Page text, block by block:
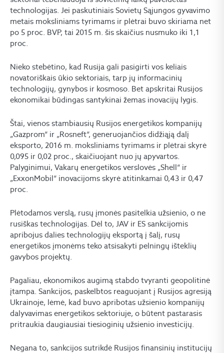
technologijas. Jei paskutiniais Sovietų Sąjungos gyvavimo
metais moksliniams tyrimams ir plėtrai buvo skiriama net
po 5 proc. BVP, tai 2015 m. šis skaičius nusmuko iki 1,1
proc.
Nieko stebėtino, kad Rusija gali pasigirti vos keliais
novatoriškais ūkio sektoriais, tarp jų informacinių
technologijų, gynybos ir kosmoso. Bet apskritai Rusijos
ekonomikai būdingas santykinai žemas inovacijų lygis.
Štai, vienos stambiausių Rusijos energetikos kompanijų
„Gazprom“ ir „Rosneft“, generuojančios didžiąją dalį
eksporto, 2016 m. moksliniams tyrimams ir plėtrai skyrė
0,095 ir 0,02 proc., skaičiuojant nuo jų apyvartos.
Palyginimui, Vakarų energetikos verslovės „Shell“ ir
„ExxonMobil“ inovacijoms skyrė atitinkamai 0,43 ir 0,47
proc.
Plėtodamos verslą, rusų įmonės pasitelkia užsienio, o ne
rusiškas technologijas. Dėl to, JAV ir ES sankcijomis
apribojus dalies technologijų eksportą į šalį, rusų
energetikos įmonėms teko atsisakyti pelningų išteklių
gavybos projektų.
Pagaliau, ekonomikos augimą stabdo tvyranti geopolitinė
įtampa. Sankcijos, paskelbtos reaguojant į Rusijos agresiją
Ukrainoje, lėmė, kad buvo apribotas užsienio kompanijų
dalyvavimas energetikos sektoriuje, o būtent pastarasis
pritraukia daugiausiai tiesioginių užsienio investicijų.
Negana to, sankcijos sutrikdė Rusijos finansinių institucijų